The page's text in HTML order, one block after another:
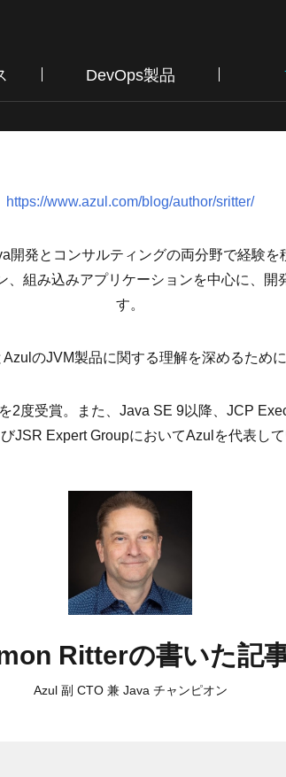
DevOps製品
Ritterの書いた記
Azul 副 CTO 兼 Java チャンピオン
https://www.azul.com/blog/author/sritter/
開発とコンサルティングの両分野で経験
組み込みアプリケーションを中心に、開
す。
のJVM製品に関する理解を深めるために
2度受賞。また、Java SE 9以降、JCP
JSR Expert GroupにおいてAzulを代表して